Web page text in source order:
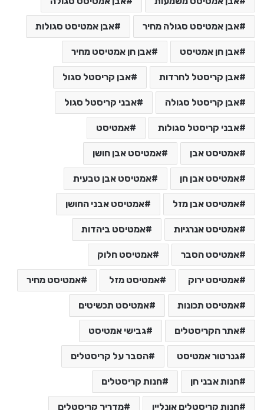
אבן אמטיסט סגולה מחיר אבן אמטיסט סגולות
אבן חן אמטיסט אבן חן אמטיסט מחיר
אבן קריסטל לחרדות אבן קריסטל סגול
אבן קריסטל סגולה אבני קריסטל סגול
אבני קריסטל סגולות אמטיסט
אמטיסט אבן אמטיסט אבן חושן
אמטיסט אבן חן אמטיסט אבן טבעית
אמטיסט אבן מזל אמטיסט אבני החושן
אמטיסט אנרגיות אמטיסט ביהדות
אמטיסט הסבר אמטיסט חלוק
אמטיסט ירוק אמטיסט מזל אמטיסט מחיר
אמטיסט תכונות אמטיסט תכשיטים
אתר הקריסטלים גבישי אמטיסט
גנרטור אמטיסט הסבר על קריסטלים
חנות אבני חן חנות קריסטלים
חנות קריסטלים אונליין מדריך קריסטלים